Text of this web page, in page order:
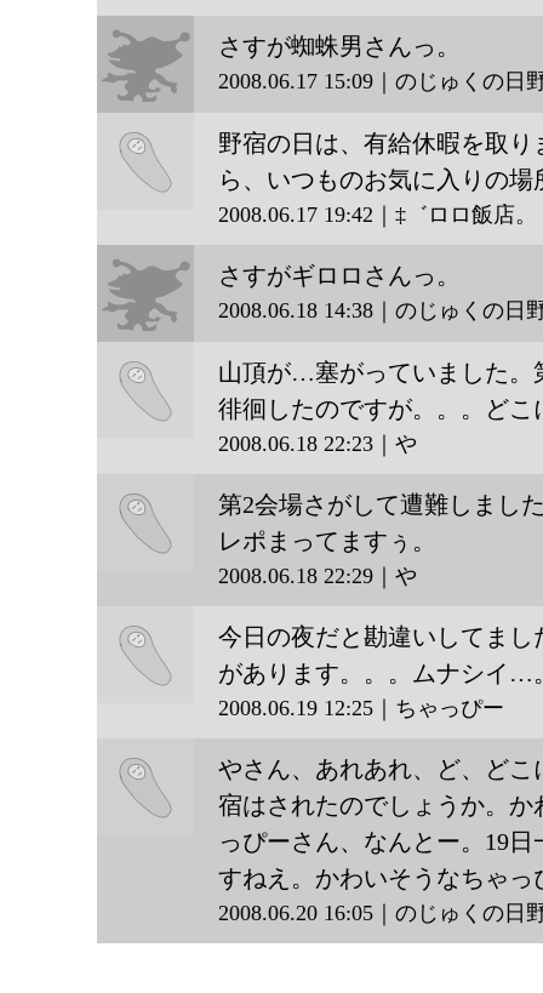
蜘蛛男
のじゅ
くの日
野宿係
さすが蜘蛛男さんっ。
2008.06.17 15:09｜のじゅくの日
‡゛ロ
ロ飯
店。
野宿の日は、有給休暇を取
ら、いつものお気に入りの場
2008.06.17 19:42｜‡゛ロロ飯店。
のじゅ
くの日
さすがギロロさんっ。
2008.06.18 14:38｜のじゅくの日
山頂が…塞がっていました。
徘徊したのですが。。。どこ
2008.06.18 22:23｜や
第2会場さがして遭難しまし
レポまってますぅ。
2008.06.18 22:29｜や
ぴー
今日の夜だと勘違いしてま
があります。。。ムナシイ…
2008.06.19 12:25｜ちゃっぴー
やさん、あれあれ、ど、ど
宿はされたのでしょうか。
っぴーさん、なんとー。19
すねえ。かわいそうなちゃ
2008.06.20 16:05｜のじゅくの日